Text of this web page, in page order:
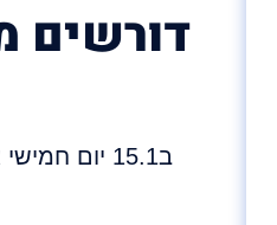
דורשים
ב15.1 יום